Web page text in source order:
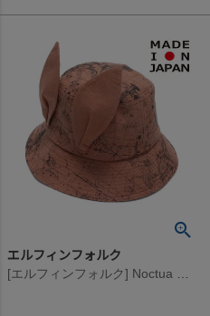
エルフィンフォルク